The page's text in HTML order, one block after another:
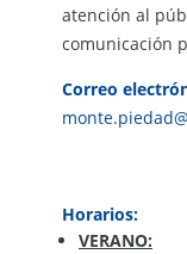
Estructura
atención al
comunicación
Correo
Horarios:
VERANO: